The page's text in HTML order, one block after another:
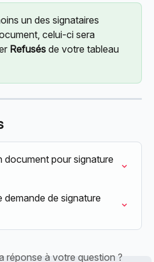
un des signataires
celui-ci sera
Refusés de votre tableau
document pour signature
demande de signature
réponse à votre question ?